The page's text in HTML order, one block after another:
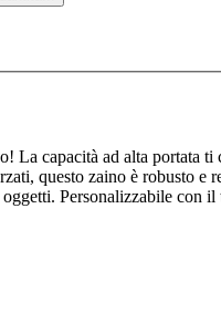
capacità ad alta portata
questo zaino è robusto
Personalizzabile con